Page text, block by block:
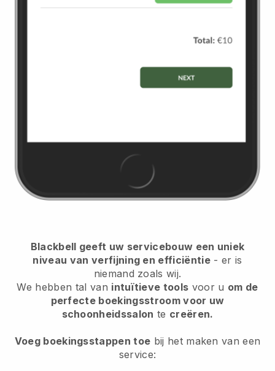
Blackbell geeft uw servicebouw een uniek
niveau van verfijning en efficiëntie- er is
niemand zoals wij.
We hebben tal van intuïtieve tools voor u om de
perfecte boekingsstroom voor uw
schoonheidssalon te creëren.
Voeg boekingsstappen toe bij het maken van een
service: